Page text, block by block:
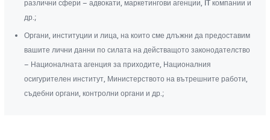
различни сфери – адвокати, маркетингови агенции, IT компании и
др.;
Органи, институции и лица, на които сме длъжни да предоставим
вашите лични данни по силата на действащото законодателство
– Националната агенция за приходите, Националния
осигурителен институт, Министерството на вътрешните работи,
съдебни органи, контролни органи и др.;